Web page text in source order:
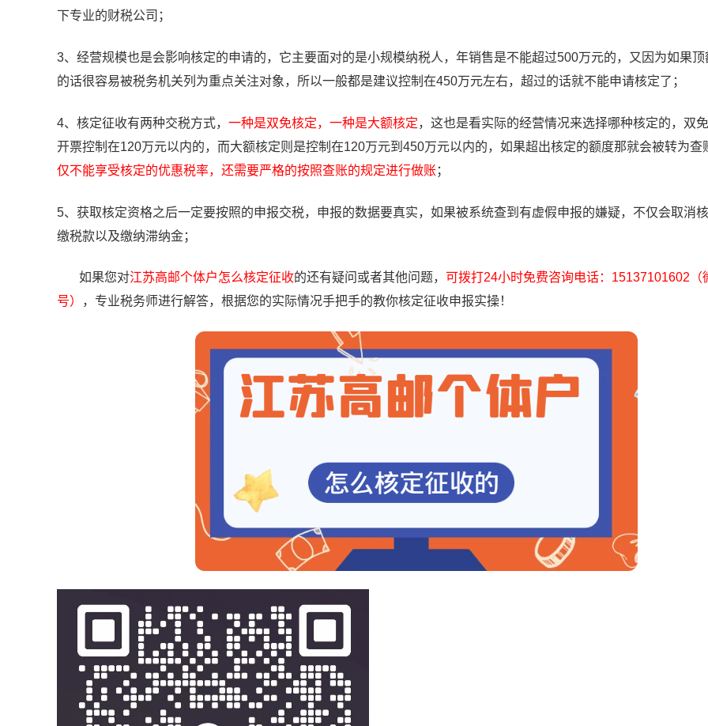
下专业的财税公司；
3、经营规模也是会影响核定的申请的，它主要面对的是小规模纳税人，年销售是不能超过500万元的，又因为如果
的话很容易被税务机关列为重点关注对象，所以一般都是建议控制在450万元左右，超过的话就不能申请核定了；
4、核定征收有两种交税方式， 一种是双免核定，一种是大额核定，这也是看实际的经营情况来选择哪种核定的，双
开票控制在120万元以内的，而大额核定则是控制在120万元到450万元以内的，如果超出核定的额度那就会被转为查
仅不能享受核定的优惠税率，还需要严格的按照查账的规定进行做账；
5、获取核定资格之后一定要按照的申报交税，申报的数据要真实，如果被系统查到有虚假申报的嫌疑，不仅会取消
缴税款以及缴纳滞纳金；
如果您对江苏高邮个体户怎么核定征收的还有疑问或者其他问题，
可拨打24小时免费咨询电话：15137101602（
号）
，专业税务师进行解答，根据您的实际情况手把手的教你核定征收申报实操！